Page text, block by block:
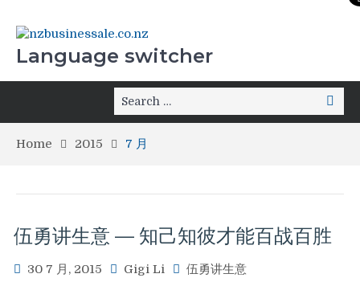
Language switcher
Home 2015 7 月
伍勇讲生意 — 知己知彼才能百战百胜
30 7 月, 2015 Gigi Li 伍勇讲生意